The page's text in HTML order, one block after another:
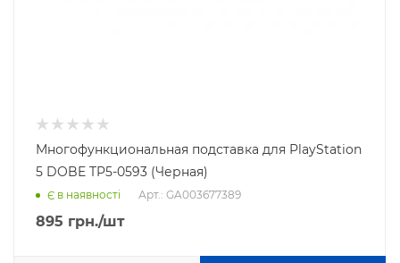
Многофункциональная подставка для PlayStation
5 DOBE TP5-0593 (Черная)
Є в наявності Арт.: GA003677389
895 грн./шт